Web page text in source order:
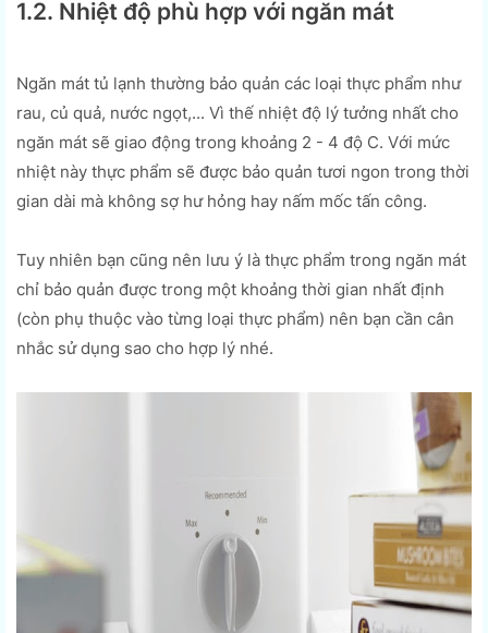
1.2. Nhiệt độ phù hợp với ngăn mát
Ngăn mát tủ lạnh thường bảo quản các loại thực phẩm như
rau, củ quả, nước ngọt,... Vì thế nhiệt độ lý tưởng nhất cho
ngăn mát sẽ giao động trong khoảng 2 - 4 độ C. Với mức
nhiệt này thực phẩm sẽ được bảo quản tươi ngon trong thời
gian dài mà không sợ hư hỏng hay nấm mốc tấn công.
Tuy nhiên bạn cũng nên lưu ý là thực phẩm trong ngăn mát
chỉ bảo quản được trong một khoảng thời gian nhất định
(còn phụ thuộc vào từng loại thực phẩm) nên bạn cần cân
nhắc sử dụng sao cho hợp lý nhé.